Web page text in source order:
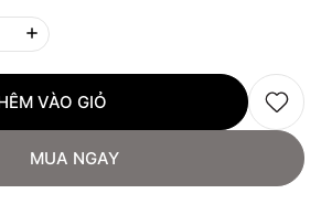
VÀO GIỎ
MUA NGAY